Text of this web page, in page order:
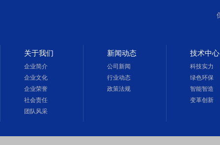
关于我们
企业简介
企业文化
企业荣誉
社会责任
团队风采
新闻动态
公司新闻
行业动态
政策法规
技术中心
科技实力
绿色环保
智能智造
变革创新